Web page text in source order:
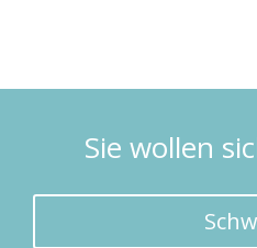
Sie wollen